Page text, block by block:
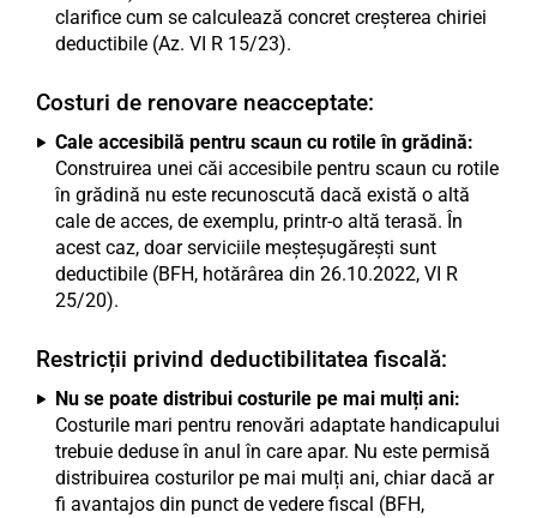
clarifice cum se calculează concret creșterea chiriei
deductibile (Az. VI R 15/23).
Costuri de renovare neacceptate:
Cale accesibilă pentru scaun cu rotile în grădină:
Construirea unei căi accesibile pentru scaun cu rotile
în grădină nu este recunoscută dacă există o altă
cale de acces, de exemplu, printr-o altă terasă. În
acest caz, doar serviciile meșteșugărești sunt
deductibile (BFH, hotărârea din 26.10.2022, VI R
25/20).
Restricții privind deductibilitatea fiscală:
Nu se poate distribui costurile pe mai mulți ani:
Costurile mari pentru renovări adaptate handicapului
trebuie deduse în anul în care apar. Nu este permisă
distribuirea costurilor pe mai mulți ani, chiar dacă ar
fi avantajos din punct de vedere fiscal (BFH,